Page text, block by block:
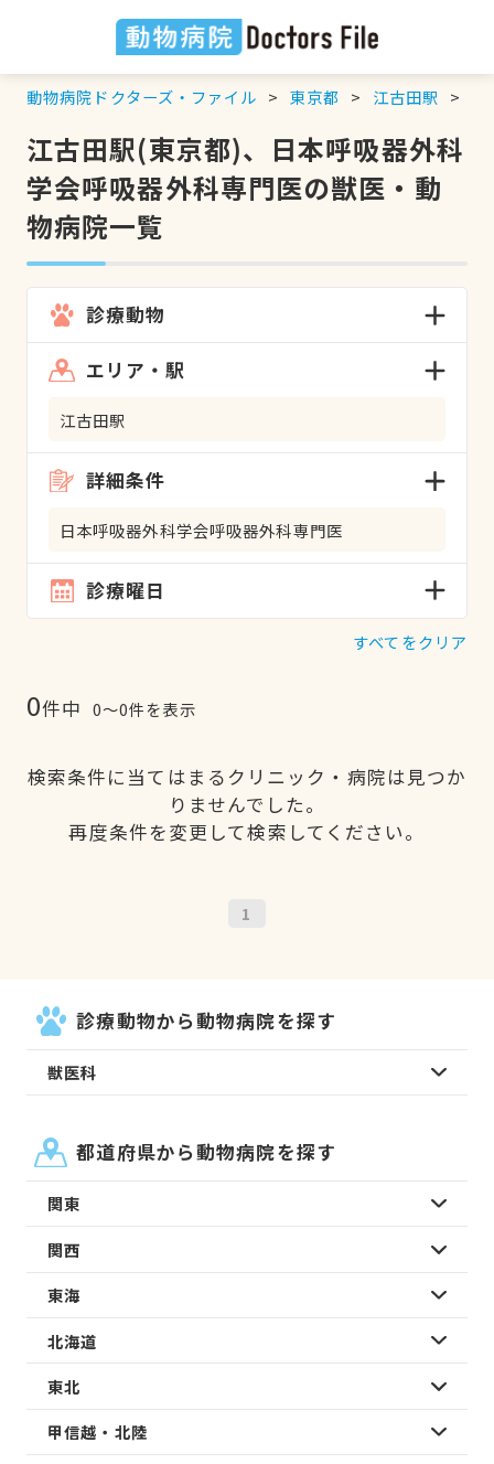
動物病院ドクターズ・ファイル 東京都 江古田駅
江古田駅(東京都)、日本呼吸器外科
学会呼吸器外科専門医の獣医・動
物病院一覧
診療動物
エリア・駅
江古田駅
詳細条件
日本呼吸器外科学会呼吸器外科専門医
診療曜日
すべてをクリア
0件中 0〜0件を表示
検索条件に当てはまるクリニック・病院は見つか
りませんでした。
再度条件を変更して検索してください。
1
診療動物から動物病院を探す
獣医科
都道府県から動物病院を探す
関東
関西
東海
北海道
東北
甲信越・北陸